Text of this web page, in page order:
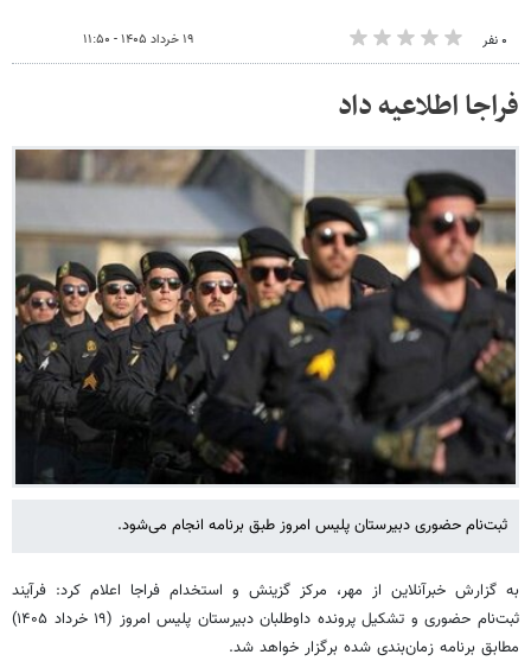
۰ نفر ۱۹ خرداد ۱۴۰۵ - ۱۱:۵۰
فراجا اطلاعیه داد
ثبت‌نام حضوری دبیرستان پلیس امروز طبق برنامه انجام می‌شود.
به گزارش خبرآنلاین از مهر، مرکز گزینش و استخدام فراجا اعلام کرد: فرآیند
ثبت‌نام حضوری و تشکیل پرونده داوطلبان دبیرستان پلیس امروز (۱۹ خرداد ۱۴۰۵)
مطابق برنامه زمان‌بندی شده برگزار خواهد شد.